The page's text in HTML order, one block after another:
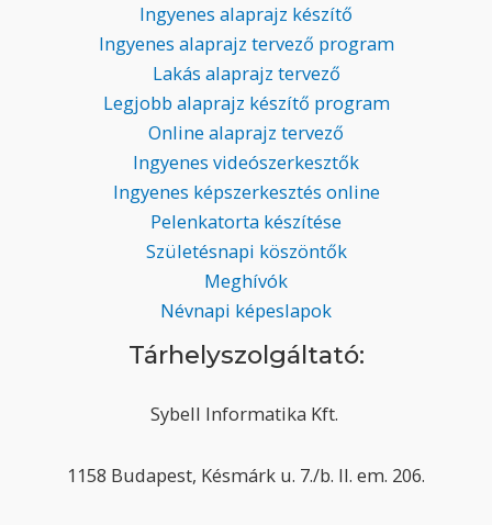
Ingyenes alaprajz készítő
Ingyenes alaprajz tervező program
Lakás alaprajz tervező
Legjobb alaprajz készítő program
Online alaprajz tervező
Ingyenes videószerkesztők
Ingyenes képszerkesztés online
Pelenkatorta készítése
Születésnapi köszöntők
Meghívók
Névnapi képeslapok
Tárhelyszolgáltató:
Sybell Informatika Kft.
1158 Budapest, Késmárk u. 7./b. II. em. 206.